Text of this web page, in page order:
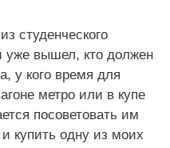
студенческого
уже вышел, кто должен
у кого время для
метро или в купе
посоветовать им
купить одну из моих